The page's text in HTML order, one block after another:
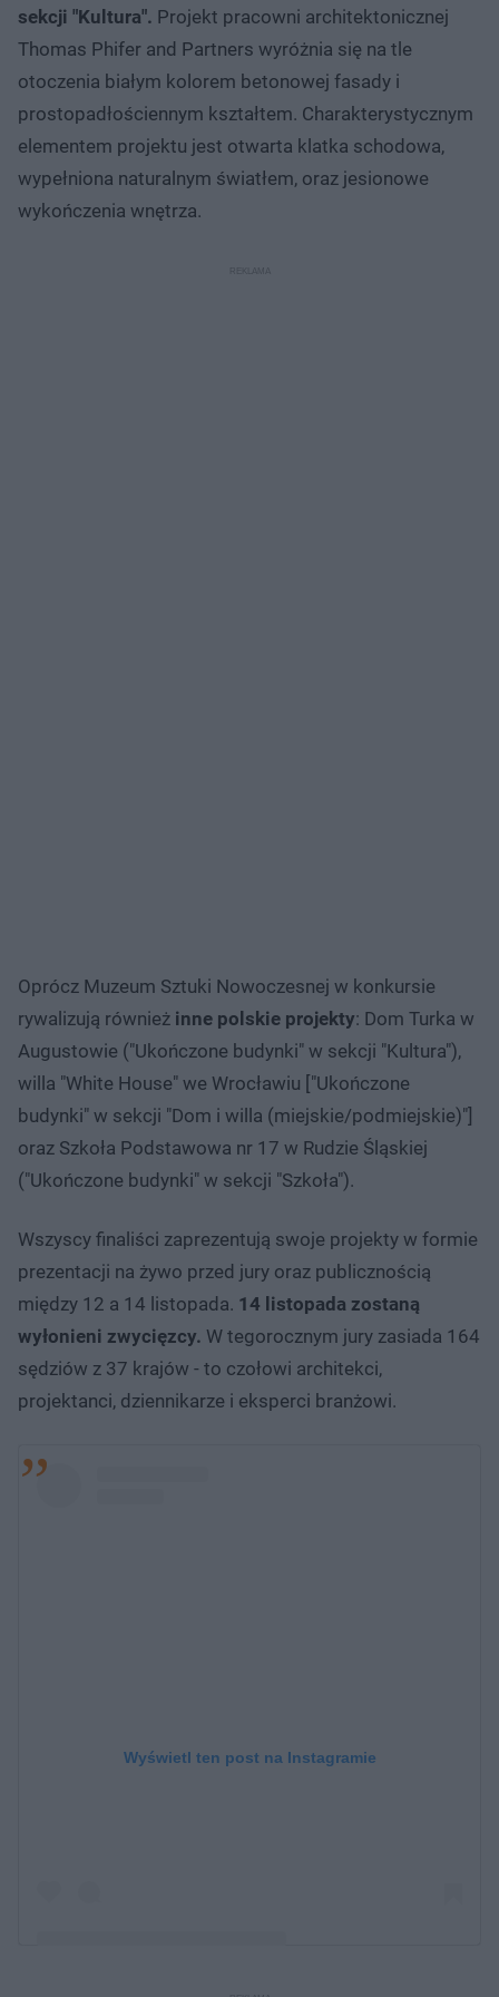
sekcji "Kultura". Projekt pracowni architektonicznej
Thomas Phifer and Partners wyróżnia się na tle
otoczenia białym kolorem betonowej fasady i
prostopadłościennym kształtem. Charakterystycznym
elementem projektu jest otwarta klatka schodowa,
wypełniona naturalnym światłem, oraz jesionowe
wykończenia wnętrza.
Oprócz Muzeum Sztuki Nowoczesnej w konkursie
rywalizują również inne polskie projekty: Dom Turka w
Augustowie ("Ukończone budynki" w sekcji "Kultura"),
willa "White House" we Wrocławiu ["Ukończone
budynki" w sekcji "Dom i willa (miejskie/podmiejskie)"]
oraz Szkoła Podstawowa nr 17 w Rudzie Śląskiej
("Ukończone budynki" w sekcji "Szkoła").
Wszyscy finaliści zaprezentują swoje projekty w formie
prezentacji na żywo przed jury oraz publicznością
między 12 a 14 listopada. 14 listopada zostaną
wyłonieni zwycięzcy. W tegorocznym jury zasiada 164
sędziów z 37 krajów - to czołowi architekci,
projektanci, dziennikarze i eksperci branżowi.
Wyświetl ten post na Instagramie